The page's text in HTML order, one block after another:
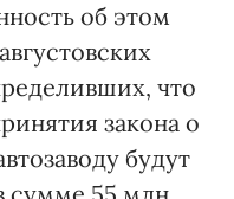
об этом
что
закона о
будут